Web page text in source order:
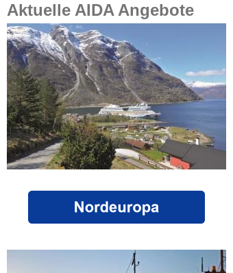
Aktuelle AIDA Angebote